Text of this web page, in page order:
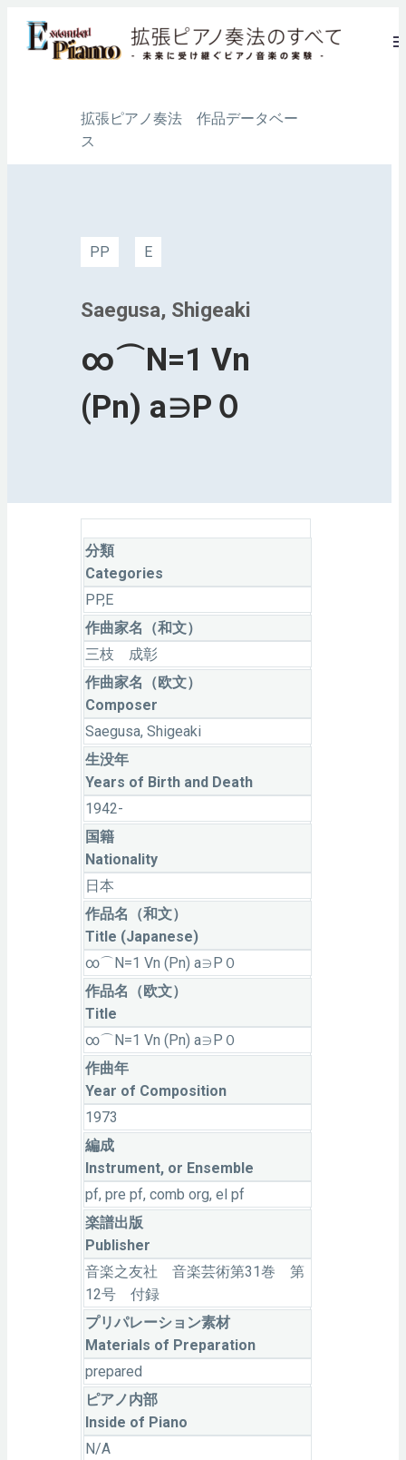
拡張ピアノ奏法 作品データベー
ス
PP E
Saegusa, Shigeaki
∞⌒N=1 Vn
(Pn) a∋P０
分類
Categories
PP,E
作曲家名（和文）
三枝 成彰
作曲家名（欧文）
Composer
Saegusa, Shigeaki
生没年
Years of Birth and Death
1942-
国籍
Nationality
日本
作品名（和文）
Title (Japanese)
∞⌒N=1 Vn (Pn) a∋P０
作品名（欧文）
Title
∞⌒N=1 Vn (Pn) a∋P０
作曲年
Year of Composition
1973
編成
Instrument, or Ensemble
pf, pre pf, comb org, el pf
楽譜出版
Publisher
音楽之友社 音楽芸術第31巻 第
12号 付録
プリパレーション素材
Materials of Preparation
prepared
ピアノ内部
Inside of Piano
N/A